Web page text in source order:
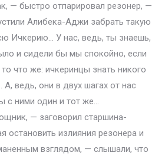
— быстро отпарировал резонер, —
Алибека-Аджи забрать такую
Ичкерию… У нас, ведь, ты знаешь,
и сидели бы мы спокойно, если
что же: ичкеринцы знать никого
А, ведь, они в двух шагах от нас
с ними один и тот же…
— заговорил старшина-
остановить излияния резонера и
взглядом, — слышали, что